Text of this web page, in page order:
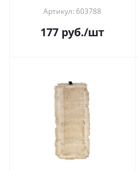
Артикул: 603788
177 руб./шт